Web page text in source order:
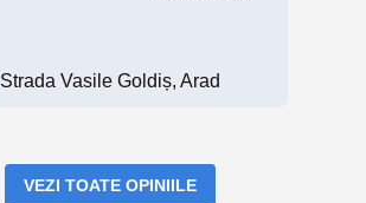
Strada Vasile Goldiș, Arad
VEZI TOATE OPINIILE